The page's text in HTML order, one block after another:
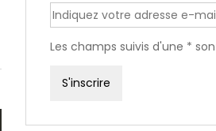
Les champs suivis d'une *